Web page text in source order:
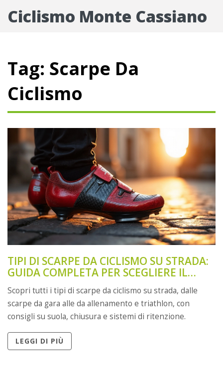
Ciclismo Monte Cassiano
Tag: Scarpe Da
Ciclismo
TIPI DI SCARPE DA CICLISMO SU STRADA:
GUIDA COMPLETA PER SCEGLIERE IL
MODELLO GIUSTO
Scopri tutti i tipi di scarpe da ciclismo su strada, dalle
scarpe da gara alle da allenamento e triathlon, con
consigli su suola, chiusura e sistemi di ritenzione.
LEGGI DI PIÙ